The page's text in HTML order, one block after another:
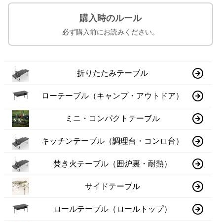
購入時のルール
必ず購入前にお読みください。
折りたたみテーブル
ローテーブル（キャンプ・アウトドア）
ミニ・コンパクトテーブル
キッチンテーブル（調理台・コンロ台）
焚き火テーブル（囲炉裏・耐熱）
サイドテーブル
ロールテーブル（ロールトップ）